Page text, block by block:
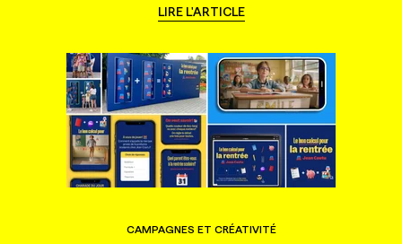
LIRE L'ARTICLE
CAMPAGNES ET CRÉATIVITÉ